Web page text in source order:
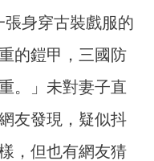
身穿古裝戲服的
的鎧甲，三國防
。」未對妻子直
友發現，疑似抖
，但也有網友猜